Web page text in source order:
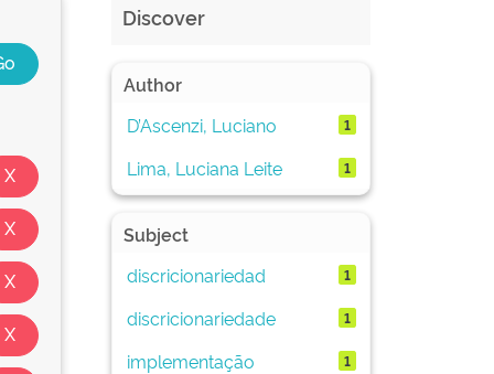
Discover
Author
D’Ascenzi, Luciano
1
Lima, Luciana Leite 1
Subject
discricionariedad
1
discricionariedade 1
implementação 1